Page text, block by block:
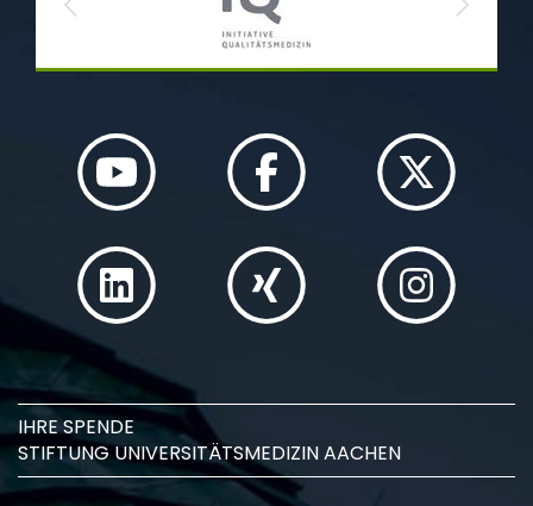
Previous Next
IHRE SPENDE
STIFTUNG UNIVERSITÄTSMEDIZIN AACHEN